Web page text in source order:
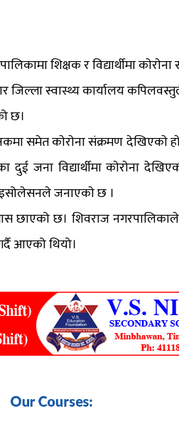
शिक्षक र विद्यार्थीमा
स्वास्थ्य कार्यालय
छ।
समेत काेराेना संक्रमण देखिएकाे
जना विद्यार्थीमा काेराेना
जनाएकाे छ ।
छाएको छ। शिवराज
आएको थियो।